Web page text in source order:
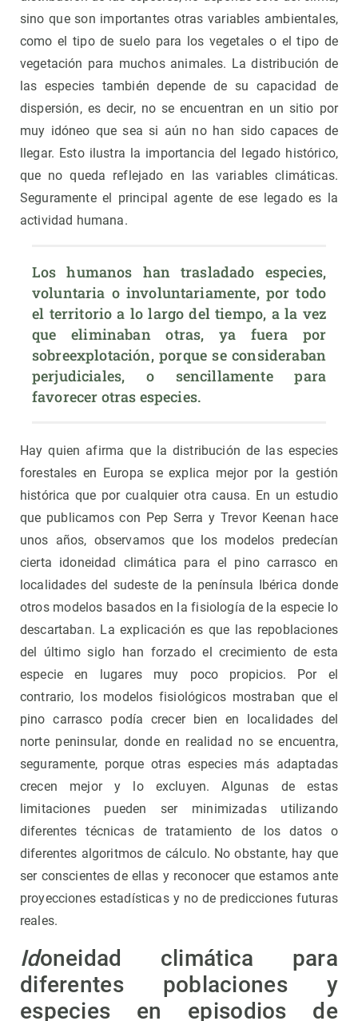
sino que son importantes otras variables ambientales,
como el tipo de suelo para los vegetales o el tipo de
vegetación para muchos animales. La distribución de
las especies también depende de su capacidad de
dispersión, es decir, no se encuentran en un sitio por
muy idóneo que sea si aún no han sido capaces de
llegar. Esto ilustra la importancia del legado histórico,
que no queda reflejado en las variables climáticas.
Seguramente el principal agente de ese legado es la
actividad humana.
Los humanos han trasladado especies,
voluntaria o involuntariamente, por todo
el territorio a lo largo del tiempo, a la vez
que eliminaban otras, ya fuera por
sobreexplotación, porque se consideraban
perjudiciales, o sencillamente para
favorecer otras especies.
Hay quien afirma que la distribución de las especies
forestales en Europa se explica mejor por la gestión
histórica que por cualquier otra causa. En un estudio
que publicamos con Pep Serra y Trevor Keenan hace
unos años, observamos que los modelos predecían
cierta idoneidad climática para el pino carrasco en
localidades del sudeste de la península Ibérica donde
otros modelos basados en la fisiología de la especie lo
descartaban. La explicación es que las repoblaciones
del último siglo han forzado el crecimiento de esta
especie en lugares muy poco propicios. Por el
contrario, los modelos fisiológicos mostraban que el
pino carrasco podía crecer bien en localidades del
norte peninsular, donde en realidad no se encuentra,
seguramente, porque otras especies más adaptadas
crecen mejor y lo excluyen. Algunas de estas
limitaciones pueden ser minimizadas utilizando
diferentes técnicas de tratamiento de los datos o
diferentes algoritmos de cálculo. No obstante, hay que
ser conscientes de ellas y reconocer que estamos ante
proyecciones estadísticas y no de predicciones futuras
reales.
Idoneidad climática para
diferentes poblaciones y
especies en episodios de